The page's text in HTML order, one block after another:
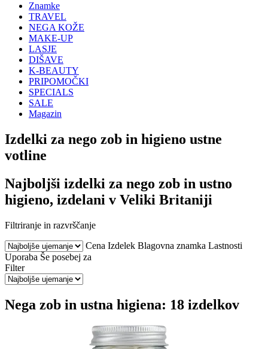
Znamke
TRAVEL
NEGA KOŽE
MAKE-UP
LASJE
DIŠAVE
K-BEAUTY
PRIPOMOČKI
SPECIALS
SALE
Magazin
Izdelki za nego zob in higieno ustne
votline
Najboljši izdelki za nego zob in ustno
higieno, izdelani v Veliki Britaniji
Filtriranje in razvrščanje
Cena Izdelek Blagovna znamka Lastnosti
Uporaba Še posebej za
Filter
Nega zob in ustna higiena: 18 izdelkov